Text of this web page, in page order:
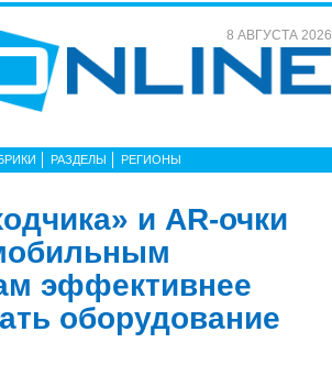
8 АВГУСТА 2026
РАЗДЕЛЫ РЕГИОНЫ
и AR-очки
эффективнее
оборудование